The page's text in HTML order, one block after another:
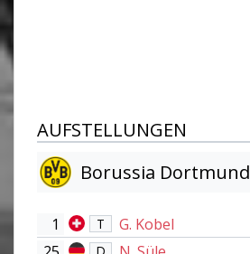
AUFSTELLUNGEN
Borussia Dortmund
1 T G. Kobel